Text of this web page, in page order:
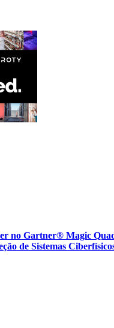
no Gartner® Magic
de Sistemas